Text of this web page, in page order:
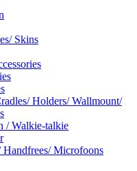
Skins
Holders/ Wallmount/
/ Walkie-talkie
Handfrees/ Microfoons